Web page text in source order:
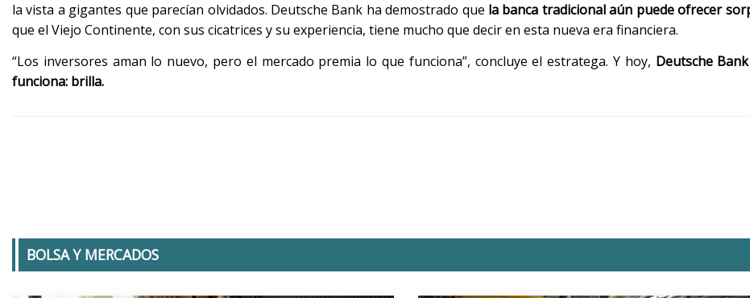
la vista a gigantes que parecían olvidados. Deutsche Bank ha demostrado que la banca tradicional aún puede ofrecer
que el Viejo Continente, con sus cicatrices y su experiencia, tiene mucho que decir en esta nueva era financiera.
“Los inversores aman lo nuevo, pero el mercado premia lo que funciona”, concluye el estratega. Y hoy, Deutsche
funciona: brilla.
BOLSA Y MERCADOS